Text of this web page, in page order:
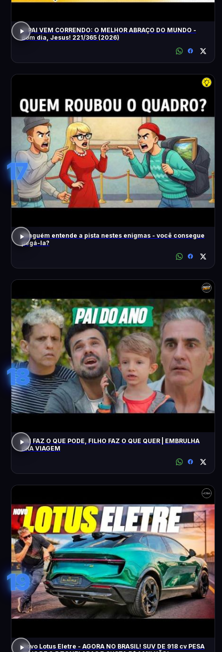
O PAI VEM CORRENDO: O MELHOR ABRAÇO DO MUNDO -
Bom dia, Jesus! 221/365 (2026)
17
Ninguém entende a pista nestes enigmas - você consegue
pegá-la?
18
PAI FAZ O QUE PODE, FILHO FAZ O QUE QUER | EMBRULHA
PRA VIAGEM
19
Novo Lotus Eletre - AGORA NO BRASIL! SUV DE 918 cv PESA